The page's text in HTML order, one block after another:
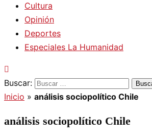
Cultura
Opinión
Deportes
Especiales La Humanidad
Buscar:
Inicio » análisis sociopolítico Chile
análisis sociopolítico Chile